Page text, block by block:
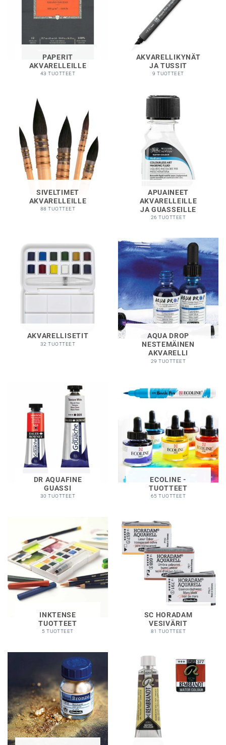
PAPERIT
AKVARELLEILLE
43 TUOTTEET
AKVARELLIKYNÄT
JA TUSSIT
9 TUOTTEET
SIVELTIMET
AKVARELLEILLE
88 TUOTTEET
APUAINEET
AKVARELLEILLE
JA GUASSEILLE
26 TUOTTEET
AKVARELLISETIT
32 TUOTTEET
AQUA DROP
NESTEMÄINEN
AKVARELLI
29 TUOTTEET
DR AQUAFINE
GUASSI
30 TUOTTEET
ECOLINE -
TUOTTEET
65 TUOTTEET
INKTENSE
TUOTTEET
5 TUOTTEET
SC HORADAM
VESIVÄRIT
81 TUOTTEET